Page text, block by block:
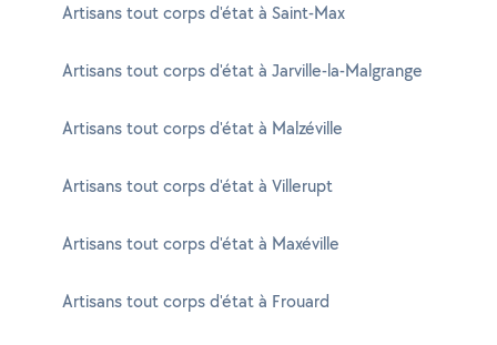
Artisans tout corps d'état à Saint-Max
Artisans tout corps d'état à Jarville-la-Malgrange
Artisans tout corps d'état à Malzéville
Artisans tout corps d'état à Villerupt
Artisans tout corps d'état à Maxéville
Artisans tout corps d'état à Frouard